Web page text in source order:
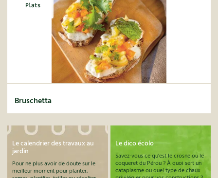
Plats
Bruschetta
Le calendrier des travaux au
jardin
Pour ne plus avoir de doute sur le
meilleur moment pour planter,
Le dico écolo
Savez-vous ce qu’est le crosne ou le
coqueret du Pérou ? À quoi sert un
cataplasme ou quel type de chaux